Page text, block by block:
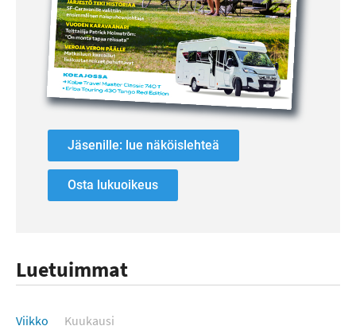
Jäsenille: lue näköislehteä
Osta lukuoikeus
Luetuimmat
Luetuimmat
Viikko Kuukausi